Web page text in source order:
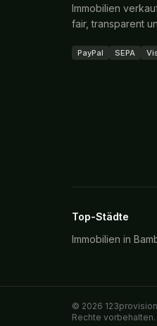
Immobilien
fair, transparent
PayPal SEPA
Top-Städte
Immobilien in
© 2026
Rechte vorbehalten.